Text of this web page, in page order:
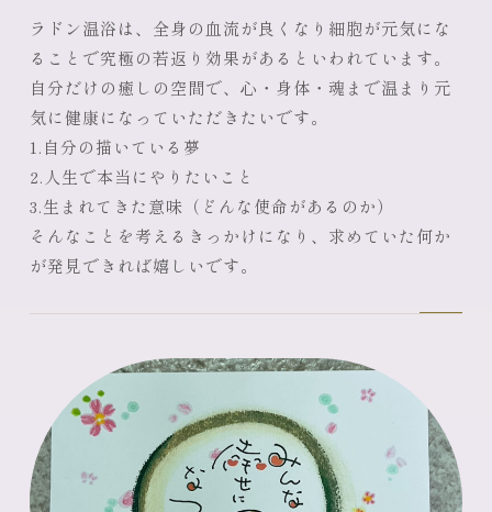
ラドン温浴は、全身の血流が良くなり細胞が元気にな
ることで究極の若返り効果があるといわれています。
自分だけの癒しの空間で、心・身体・魂まで温まり元
気に健康になっていただきたいです。
1.自分の描いている夢
2.人生で本当にやりたいこと
3.生まれてきた意味（どんな使命があるのか）
そんなことを考えるきっかけになり、求めていた何か
が発見できれば嬉しいです。